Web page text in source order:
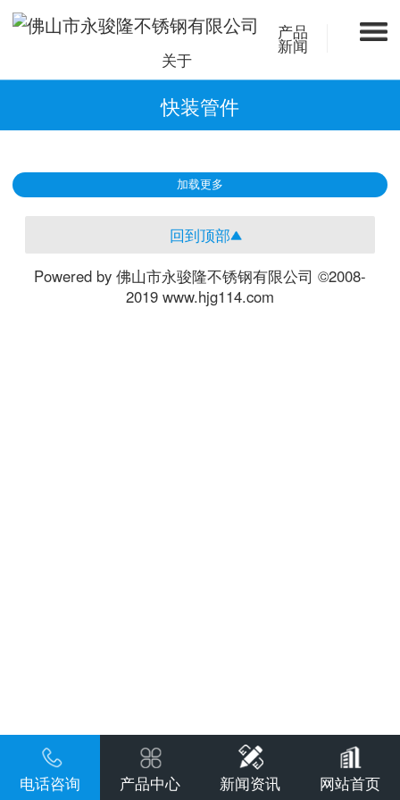
产品
新闻
关于
快装管件
加载更多
回到顶部
Powered by 佛山市永骏隆不锈钢有限公司 ©2008-
2019 www.hjg114.com
电话咨询 产品中心 新闻资讯 网站首页